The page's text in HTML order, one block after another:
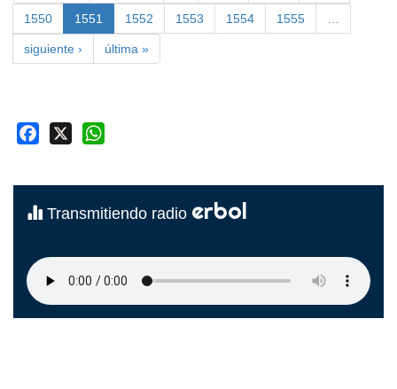
1550 1551 1552 1553 1554 1555
siguiente › última »
Facebook
Transmitiendo radio erbol